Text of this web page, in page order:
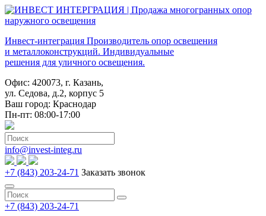
Инвест-интеграция Производитель опор освещения
и металлоконструкций. Индивидуальные
решения для уличного освещения.
Офис: 420073, г. Казань,
ул. Седова, д.2, корпус 5
Ваш город: Краснодар
Пн-пт: 08:00-17:00
info@invest-integ.ru
+7 (843) 203-24-71 Заказать звонок
+7 (843) 203-24-71